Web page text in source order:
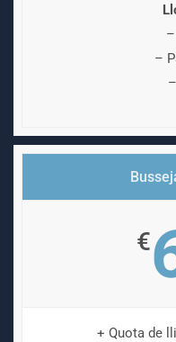
–
€
+ Quota de